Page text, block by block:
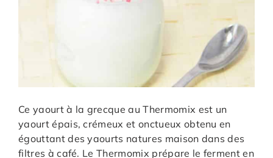
Ce yaourt à la grecque au Thermomix est un
yaourt épais, crémeux et onctueux obtenu en
égouttant des yaourts natures maison dans des
filtres à café. Le Thermomix prépare le ferment en